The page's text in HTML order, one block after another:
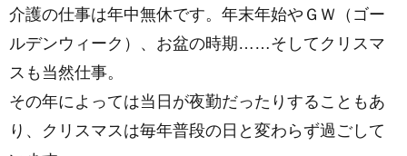
介護の仕事は年中無休です。年末年始やＧＷ（ゴー
ルデンウィーク）、お盆の時期……そしてクリスマ
スも当然仕事。
その年によっては当日が夜勤だったりすることもあ
り、クリスマスは毎年普段の日と変わらず過ごして